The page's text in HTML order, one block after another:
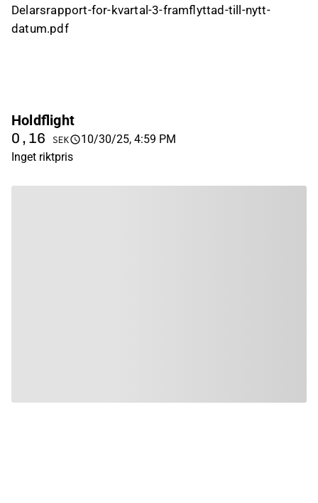
Delarsrapport-for-kvartal-3-framflyttad-till-nytt-
datum.pdf
Holdflight
0,16 SEK
10/30/25, 4:59 PM
Inget riktpris